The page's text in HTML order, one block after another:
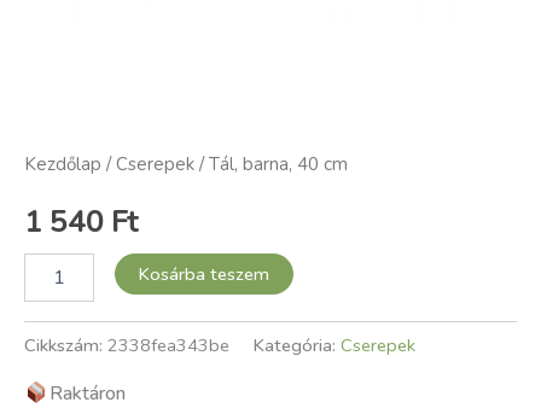
Kezdőlap /Cserepek / Tál, barna, 40 cm
1 540 Ft
Kosárba teszem
Cikkszám: 2338fea343be Kategória: Cserepek
Raktáron